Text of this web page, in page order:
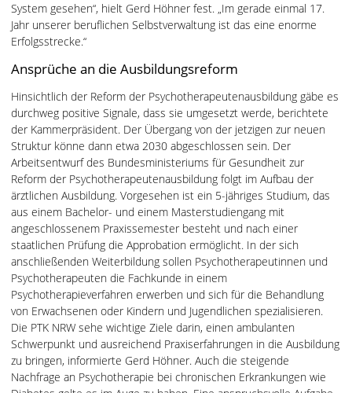
System gesehen“, hielt Gerd Höhner fest. „Im gerade einmal 17.
Jahr unserer beruflichen Selbstverwaltung ist das eine enorme
Erfolgsstrecke.“
Ansprüche an die Ausbildungsreform
Hinsichtlich der Reform der Psychotherapeutenausbildung gäbe es
durchweg positive Signale, dass sie umgesetzt werde, berichtete
der Kammerpräsident. Der Übergang von der jetzigen zur neuen
Struktur könne dann etwa 2030 abgeschlossen sein. Der
Arbeitsentwurf des Bundesministeriums für Gesundheit zur
Reform der Psychotherapeutenausbildung folgt im Aufbau der
ärztlichen Ausbildung. Vorgesehen ist ein 5-jähriges Studium, das
aus einem Bachelor- und einem Masterstudiengang mit
angeschlossenem Praxissemester besteht und nach einer
staatlichen Prüfung die Approbation ermöglicht. In der sich
anschließenden Weiterbildung sollen Psychotherapeutinnen und
Psychotherapeuten die Fachkunde in einem
Psychotherapieverfahren erwerben und sich für die Behandlung
von Erwachsenen oder Kindern und Jugendlichen spezialisieren.
Die PTK NRW sehe wichtige Ziele darin, einen ambulanten
Schwerpunkt und ausreichend Praxiserfahrungen in die Ausbildung
zu bringen, informierte Gerd Höhner. Auch die steigende
Nachfrage an Psychotherapie bei chronischen Erkrankungen wie